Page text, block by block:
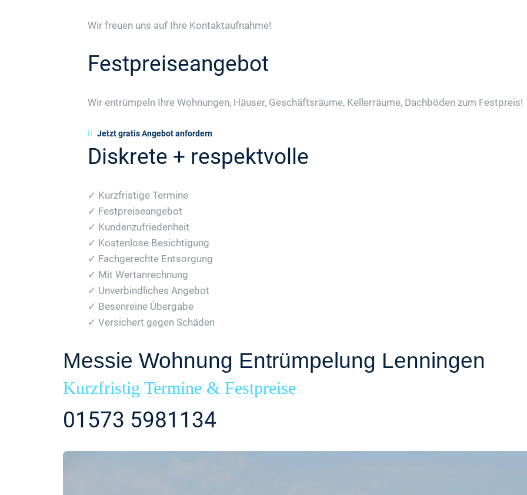
Wir freuen uns auf Ihre Kontaktaufnahme!
Festpreiseangebot
Wir entrümpeln Ihre Wohnungen, Häuser, Geschäftsräume, Kellerräume, Dachböden zum Festpreis!
Jetzt gratis Angebot anfordern
Diskrete + respektvolle
✓ Kurzfristige Termine
✓ Festpreiseangebot
✓ Kundenzufriedenheit
✓ Kostenlose Besichtigung
✓ Fachgerechte Entsorgung
✓ Mit Wertanrechnung
✓ Unverbindliches Angebot
✓ Besenreine Übergabe
✓ Versichert gegen Schäden
Messie Wohnung Entrümpelung Lenningen
Kurzfristig Termine & Festpreise
01573 5981134